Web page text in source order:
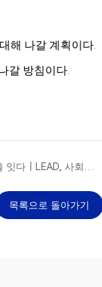
해 나갈 계획이다.
갈 방침이다.
다｜LEAD, 사회복지
목록으로 돌아가기